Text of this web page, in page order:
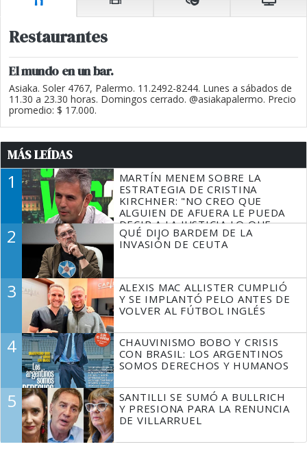
Restaurantes
El mundo en un bar.
Asiaka. Soler 4767, Palermo. 11.2492-8244. Lunes a sábados de
11.30 a 23.30 horas. Domingos cerrado. @asiakapalermo. Precio
promedio: $ 17.000.
MÁS LEÍDAS
1
MARTÍN MENEM SOBRE LA
ESTRATEGIA DE CRISTINA
KIRCHNER: "NO CREO QUE
ALGUIEN DE AFUERA LE PUEDA
DECIR A LA JUSTICIA LO QUE
TIENE QUE HACER"
2
QUÉ DIJO BARDEM DE LA
INVASIÓN DE CEUTA
3
ALEXIS MAC ALLISTER CUMPLIÓ
Y SE IMPLANTÓ PELO ANTES DE
VOLVER AL FÚTBOL INGLÉS
4
CHAUVINISMO BOBO Y CRISIS
CON BRASIL: LOS ARGENTINOS
SOMOS DERECHOS Y HUMANOS
5
SANTILLI SE SUMÓ A BULLRICH
Y PRESIONA PARA LA RENUNCIA
DE VILLARRUEL